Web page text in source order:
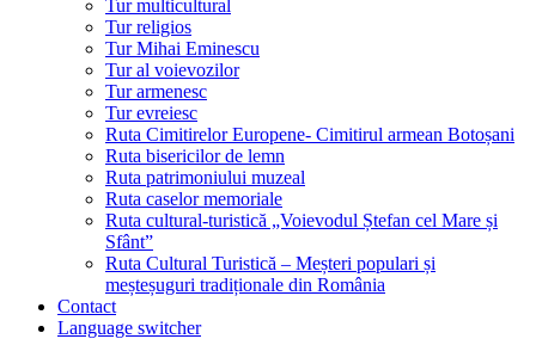
Tur multicultural
Tur religios
Tur Mihai Eminescu
Tur al voievozilor
Tur armenesc
Tur evreiesc
Ruta Cimitirelor Europene- Cimitirul armean Botoșani
Ruta bisericilor de lemn
Ruta patrimoniului muzeal
Ruta caselor memoriale
Ruta cultural-turistică „Voievodul Ștefan cel Mare și
Sfânt”
Ruta Cultural Turistică – Meșteri populari și
meșteșuguri tradiționale din România
Contact
Language switcher